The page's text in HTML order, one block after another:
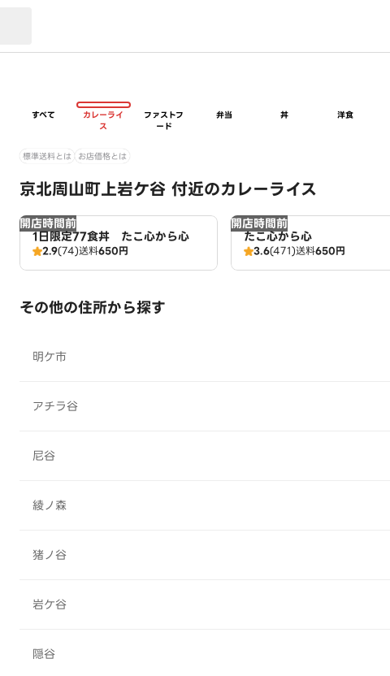
すべて
カレーライ
ス
ファストフ
ード
弁当 丼 洋食
標準送料とは お店価格とは
京北周山町上岩ケ谷 付近のカレーライス
開店時間前
1日限定77食丼 たこ心から心
2.9(74)送料650円
開店時間前
たこ心から心
3.6(471)送料650円
その他の住所から探す
明ケ市
アチラ谷
尼谷
綾ノ森
猪ノ谷
岩ケ谷
隠谷